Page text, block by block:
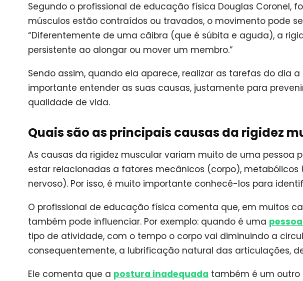
Segundo o profissional de educação física Douglas Coronel,
músculos estão contraídos ou travados, o movimento pode
“Diferentemente de uma cãibra (que é súbita e aguda), a
persistente ao alongar ou mover um membro.”
Sendo assim, quando ela aparece, realizar as tarefas do dia
importante entender as suas causas, justamente para
qualidade de vida.
Quais são as principais causas da rigidez
As causas da rigidez muscular variam muito de uma pessoa
estar relacionadas a fatores mecânicos (corpo),
nervoso). Por isso, é muito importante conhecê-los para
O profissional de educação física comenta que, em muitos
também pode influenciar. Por exemplo: quando é uma
tipo de atividade, com o tempo o corpo vai diminuindo a
consequentemente, a lubrificação natural das articulações,
Ele comenta que a postura inadequada também é um outro